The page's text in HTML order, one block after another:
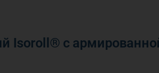
Isoroll® с